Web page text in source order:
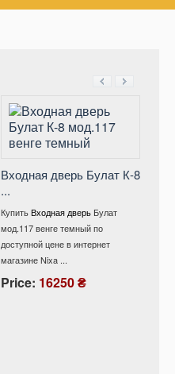
Входная дверь Булат К-8
...
Купить Входная дверьБулат
мод.117 венге темный по
доступной цене в интернет
магазине Nixa ...
Price: 16250 ₴